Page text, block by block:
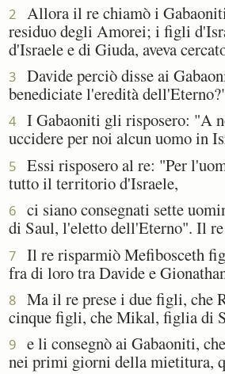
2
Allora il re chiamò i
residuo degli Amorei; i figli
d'Israele e di Giuda, aveva
3
Davide perciò disse ai
benediciate l'eredità
4
I Gabaoniti gli risposero: "A
uccidere per noi alcun uomo in
5
Essi risposero al re: "Per
tutto il territorio d'Israele,
6
ci siano consegnati sette
di Saul, l'eletto dell'Eterno". Il
7
Il re risparmiò Mefibosceth
fra di loro tra Davide e
8
Ma il re prese i due figli, che
cinque figli, che Mikal, figlia di
9
e li consegnò ai Gabaoniti,
nei primi giorni della mietitura,